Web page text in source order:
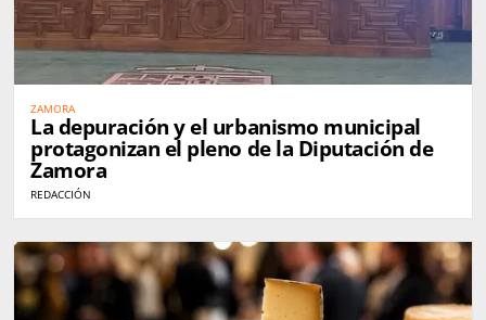
ZAMORA
La depuración y el urbanismo municipal
protagonizan el pleno de la Diputación de
Zamora
REDACCIÓN